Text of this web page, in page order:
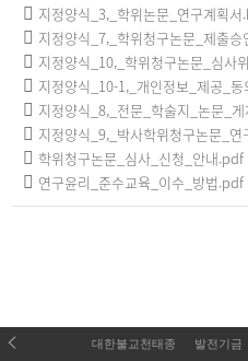
지정양식_3,_학위논문_연구계획
지정양식_7,_학위청구논문_제출
지정양식_10,_학위청구논문_심사
지정양식_10-1,_개인정보_제공_
지정양식_8,_전문_학술지_논문_
지정양식_9,_박사학위청구논문_
학위청구논문_심사_신청_안내.pdf
연구윤리_준수교육_이수_방법.pdf
대한불교천태종 발전기금